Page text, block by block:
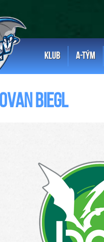
KLUB A-TÝM
Biegl